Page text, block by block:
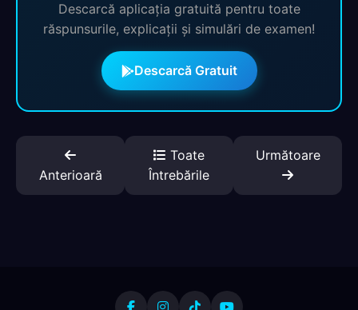
Descarcă aplicația gratuită pentru toate
răspunsurile, explicații și simulări de examen!
Descarcă Gratuit
Anterioară
Toate
Întrebările
Următoare